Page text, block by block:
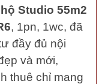
Studio 55m2
, 1pn, 1wc, đã
đầy đủ nội
và mới,
thuê chỉ mang